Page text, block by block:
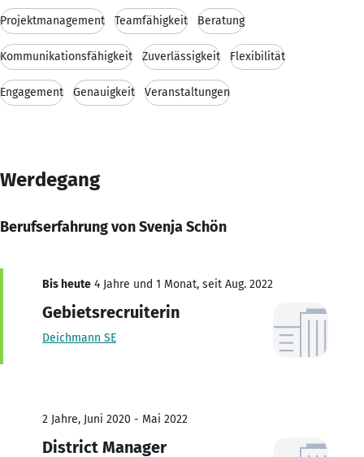
Projektmanagement Teamfähigkeit Beratung
Kommunikationsfähigkeit Zuverlässigkeit Flexibilität
Engagement Genauigkeit Veranstaltungen
Werdegang
Berufserfahrung von Svenja Schön
Bis heute 4 Jahre und 1 Monat, seit Aug. 2022
Gebietsrecruiterin
Deichmann SE
2 Jahre, Juni 2020 - Mai 2022
District Manager